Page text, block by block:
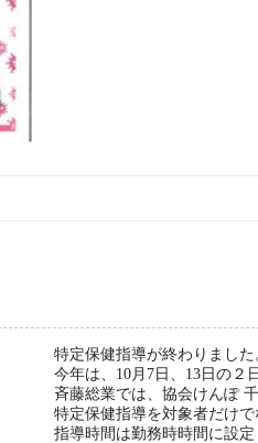
特定保健指導が終わりました
今年は、10月7日、13日の２
斉藤総業では、協会けんぽ
特定保健指導を対象者だけ
指導時間は勤務時時間に設